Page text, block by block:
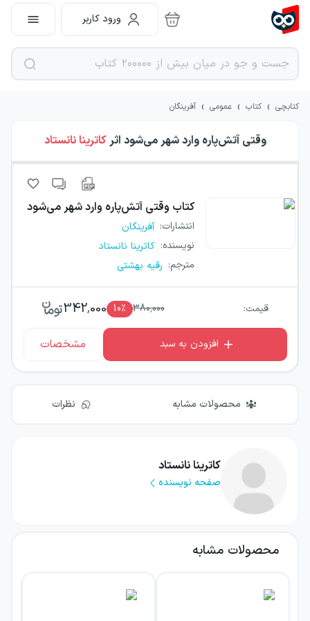
ورود کاربر
کتابچی › کتاب › عمومی › آفرینگان
وقتی آتش‌پاره وارد شهر می‌شود اثرکاترینا نانستاد
کتاب وقتی آتش‌پاره وارد شهر می‌شود
انتشارات: آفرینگان
نویسنده: کاترینا نانستاد
مترجم: رقیه بهشتی
قیمت: 380,000
10٪ 342,000
افزودن به سبد مشخصات
محصولات مشابه نظرات
کاترینا نانستاد
صفحه نویسنده
محصولات مشابه